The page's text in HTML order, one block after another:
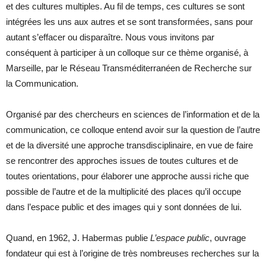
et des cultures multiples. Au fil de temps, ces cultures se sont
intégrées les uns aux autres et se sont transformées, sans pour
autant s’effacer ou disparaître. Nous vous invitons par
conséquent à participer à un colloque sur ce thème organisé, à
Marseille, par le Réseau Transméditerranéen de Recherche sur
la Communication.
Organisé par des chercheurs en sciences de l’information et de la
communication, ce colloque entend avoir sur la question de l’autre
et de la diversité une approche transdisciplinaire, en vue de faire
se rencontrer des approches issues de toutes cultures et de
toutes orientations, pour élaborer une approche aussi riche que
possible de l’autre et de la multiplicité des places qu’il occupe
dans l’espace public et des images qui y sont données de lui.
Quand, en 1962, J. Habermas publie L’espace public, ouvrage
fondateur qui est à l’origine de très nombreuses recherches sur la